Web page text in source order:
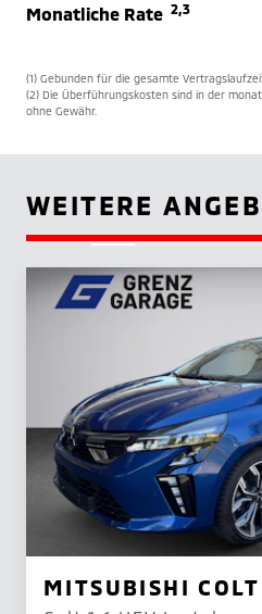
Monatliche Rate 2,3
(1) Gebunden für die gesamte
(2) Die Überführungskosten sind in der
ohne Gewähr.
WEITERE
MITSUBISHI COLT